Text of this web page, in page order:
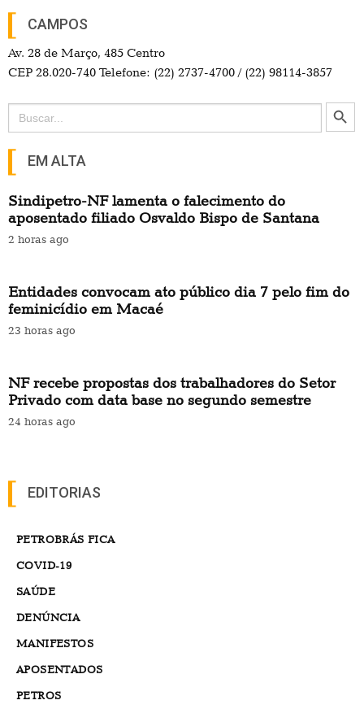
CAMPOS
Av. 28 de Março, 485 Centro
CEP 28.020-740 Telefone: (22) 2737-4700 / (22) 98114-3857
Search
for:
Search Button
EM ALTA
Sindipetro-NF lamenta o falecimento do
aposentado filiado Osvaldo Bispo de Santana
2 horas ago
Entidades convocam ato público dia 7 pelo fim do
feminicídio em Macaé
23 horas ago
NF recebe propostas dos trabalhadores do Setor
Privado com data base no segundo semestre
24 horas ago
EDITORIAS
PETROBRÁS FICA
COVID-19
SAÚDE
DENÚNCIA
MANIFESTOS
APOSENTADOS
PETROS